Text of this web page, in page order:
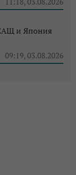
и Япония
09:19, 03.08.2026